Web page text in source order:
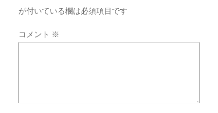
が付いている欄は必須項目です
コメント ※